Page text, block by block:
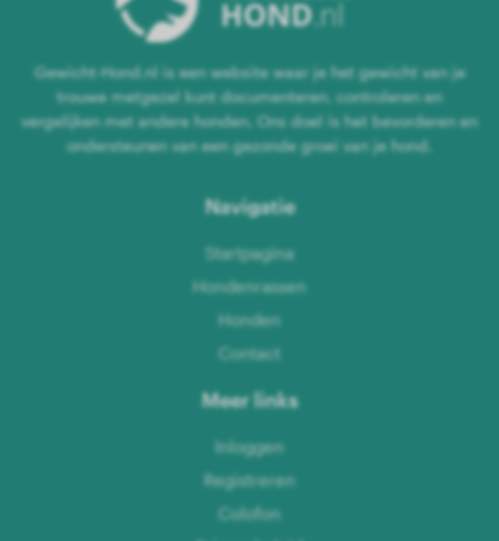
Gewicht-Hond.nl is een website waar je het gewicht van je
trouwe metgezel kunt documenteren, controleren en
vergelijken met andere honden. Ons doel is het bevorderen en
ondersteunen van een gezonde groei van je hond.
Navigatie
Startpagina
Hondenrassen
Honden
Contact
Meer links
Inloggen
Registreren
Colofon